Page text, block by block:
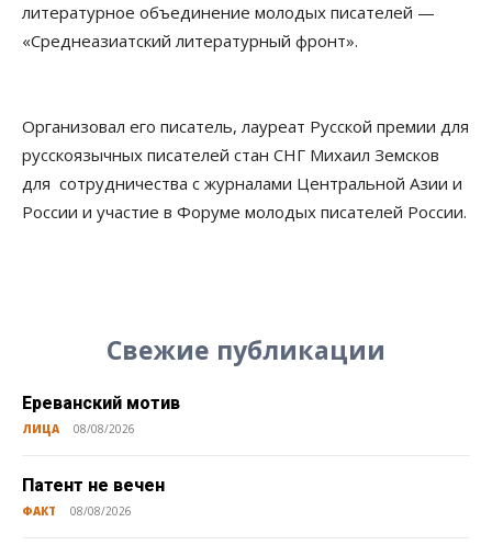
литературное объединение молодых писателей —
«Среднеазиатский литературный фронт».
Организовал его писатель, лауреат Русской премии для
русскоязычных писателей стан СНГ Михаил Земсков
для сотрудничества с журналами Центральной Азии и
России и участие в Форуме молодых писателей России.
Свежие публикации
Ереванский мотив
ЛИЦА 08/08/2026
Патент не вечен
ФАКТ 08/08/2026